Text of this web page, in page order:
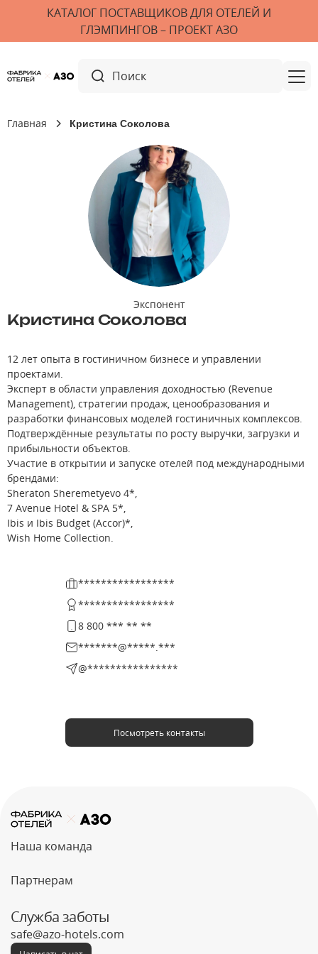
КАТАЛОГ ПОСТАВЩИКОВ ДЛЯ ОТЕЛЕЙ И
ГЛЭМПИНГОВ – ПРОЕКТ АЗО
Главная Кристина Соколова
Экспонент
Кристина Соколова
12 лет опыта в гостиничном бизнесе и управлении
проектами.
Эксперт в области управления доходностью (Revenue
Management), стратегии продаж, ценообразования и
разработки финансовых моделей гостиничных комплексов.
Подтверждённые результаты по росту выручки, загрузки и
прибыльности объектов.
Участие в открытии и запуске отелей под международными
брендами:
Sheraton Sheremetyevo 4*,
7 Avenue Hotel & SPA 5*,
Ibis и Ibis Budget (Accor)*,
Wish Home Collection.
*****************
*****************
8 800 *** ** **
*******@*****.***
@****************
Посмотреть контакты
Наша команда
Партнерам
Служба заботы
safe@azo-hotels.com